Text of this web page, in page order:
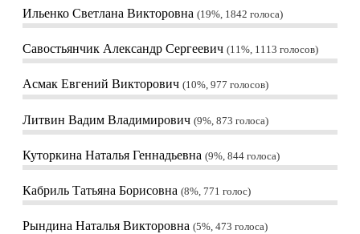
Ильенко Светлана Викторовна 19%, 1842 голоса
Савостьянчик Александр Сергеевич 11%, 1113 голосов
Асмак Евгений Викторович 10%, 977 голосов
Литвин Вадим Владимирович 9%, 873 голоса
Куторкина Наталья Геннадьевна 9%, 844 голоса
Кабриль Татьяна Борисовна 8%, 771 голос
Рындина Наталья Викторовна 5%, 473 голоса